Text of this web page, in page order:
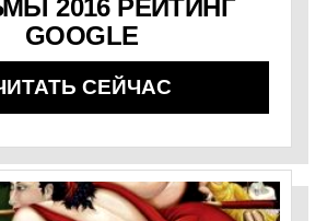
2016 РЕЙТИНГ
GOOGLE
СЕЙЧАС